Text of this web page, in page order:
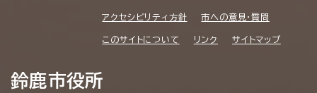
アクセシビリティ方針 市への意見・質問
このサイトについて リンク サイトマップ
鈴鹿市役所